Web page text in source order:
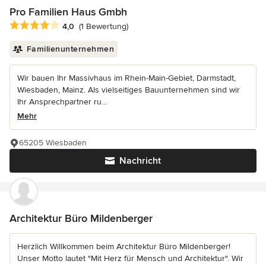
Pro Familien Haus Gmbh
Durchschnittliche Bewertung: 4 von 5 Sternen
4,0 (1 Bewertung)
Familienunternehmen
Wir bauen Ihr Massivhaus im Rhein-Main-Gebiet, Darmstadt,
Wiesbaden, Mainz. Als vielseitiges Bauunternehmen sind wir
Ihr Ansprechpartner ru...
Mehr
Nachricht
65205 Wiesbaden
Architektur Büro Mildenberger
Herzlich Willkommen beim Architektur Büro Mildenberger!
Unser Motto lautet "Mit Herz für Mensch und Architektur". Wir